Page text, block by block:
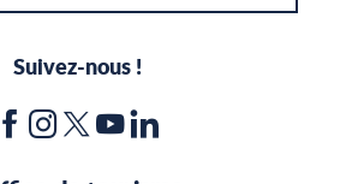
Suivez-nous !